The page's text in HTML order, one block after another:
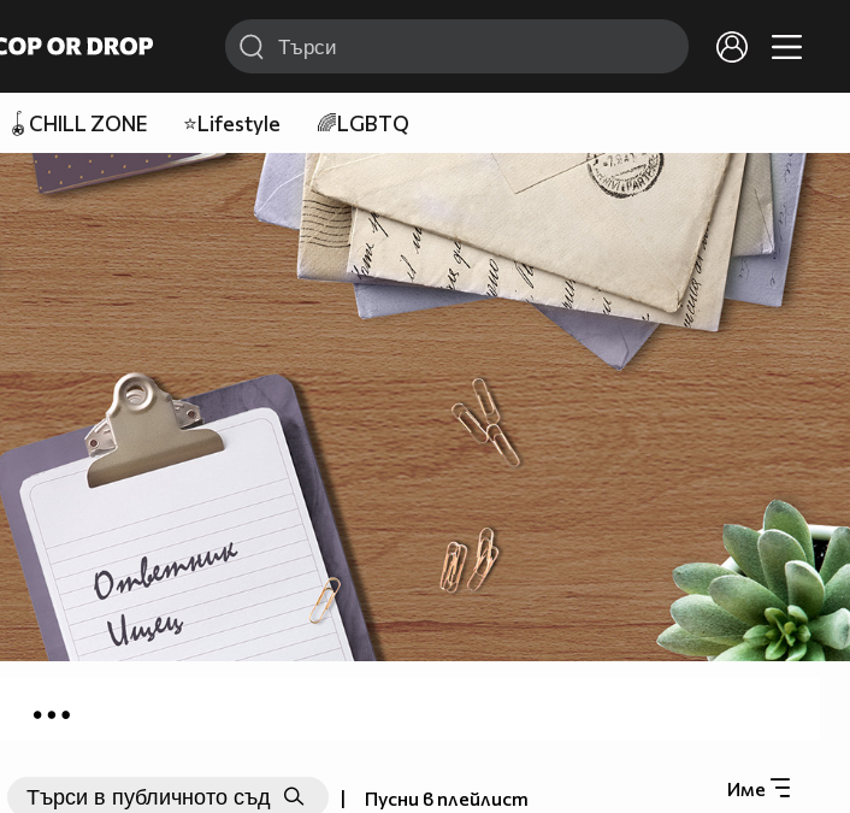
🪀CHILL ZONE ⭐Lifestyle 🌈LGBTQ
Име
| Пусни в плейлист